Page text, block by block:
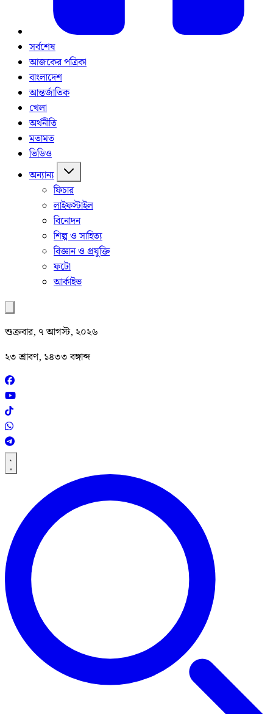
সর্বশেষ
আজকের পত্রিকা
বাংলাদেশ
আন্তর্জাতিক
খেলা
অর্থনীতি
মতামত
ভিডিও
অন্যান্য
ফিচার
লাইফস্টাইল
বিনোদন
শিল্প ও সাহিত্য
বিজ্ঞান ও প্রযুক্তি
ফটো
আর্কাইভ
শুক্রবার, ৭ আগস্ট, ২০২৬
২৩ শ্রাবণ, ১৪৩৩ বঙ্গাব্দ